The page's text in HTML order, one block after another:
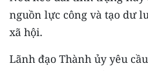
ENGLISH
中文
FRANÇAIS
nguồn lực công và tạo dư
xã hội.
Lãnh đạo Thành ủy yêu